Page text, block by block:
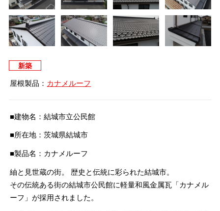
新築
屋根製品： カナメルーフ
■建物名：結城市立公民館
■所在地：茨城県結城市
■製品名：カナメルーフ
紬と見世蔵の街。 歴史と伝統に彩られた結城市。
その伝統ある街の結城市公民館に軽量和風金属瓦「カナメル
ーフ」が採用されました。